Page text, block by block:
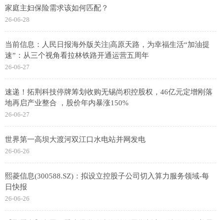
家庭主妇保险需求该如何匹配？
26-06-28
当前信息：人民日报海外版关注|高原天路，为幸福生活“加油提
速”：从三个视角看拉林铁路开通运营五周年
26-06-27
速递！拓荆科技停牌筹划收购无锡尚积控股权，46亿元定增刚落
地再启产业整合 ，股价年内暴涨150%
26-06-27
世界第一高坝大渡河双江口水电站并网发电
26-06-26
熙菱信息(300588.SZ)：拟设立控股子公司切入算力服务领域-每
日快报
26-06-26